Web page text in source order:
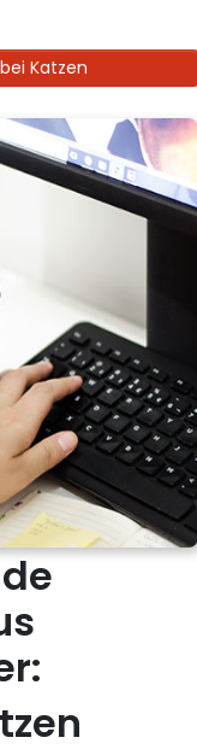
Katzen